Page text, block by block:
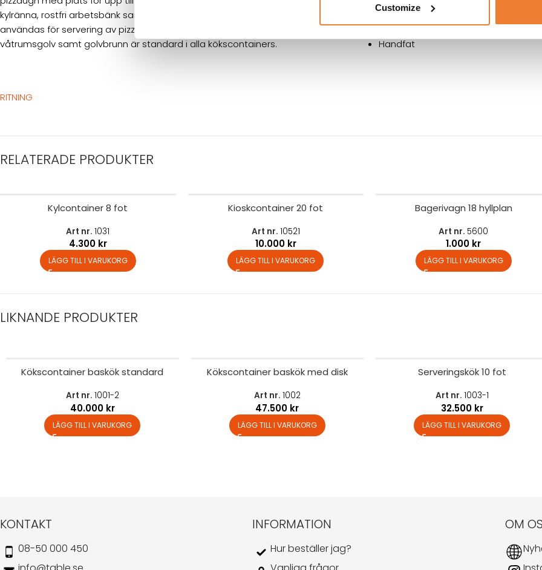
Customize
kylränna, rostfri arbetsbänk samt dryckeskyl. Containern är tänkt att kunna
användas för servering av pizza direkt till kund. Handfat, ventilation, belysning,
våtrumsgolv samt golvbrunn är standard i alla kökscontainers.
RITNING
Dryckeskyl
Rostfri arbetsbänk
Handfat
RELATERADE PRODUKTER
Kylcontainer 8 fot
Art nr.1031
4.300 kr
LÄGG TILL I VARUKORG
Kioskcontainer 20 fot
Art nr. 10521
10.000 kr
LÄGG TILL I VARUKORG
Bagerivagn 18 hyllplan
Art nr. 5600
1.000 kr
LÄGG TILL I VARUKORG
LIKNANDE PRODUKTER
Kökscontainer baskök standard
Art nr. 1001-2
40.000 kr
LÄGG TILL I VARUKORG
Kökscontainer baskök med disk
Art nr. 1002
47.500 kr
LÄGG TILL I VARUKORG
Serveringskök 10 fot
Art nr. 1003-1
32.500 kr
LÄGG TILL I VARUKORG
KONTAKT
08-50 000 450
INFORMATION
Hur beställer jag?
OM